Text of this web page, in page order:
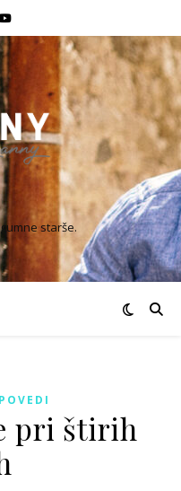
starše.
pri štirih